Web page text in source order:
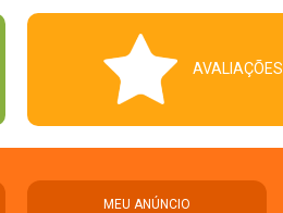
AVALIAÇÕES
MEU ANÚNCIO